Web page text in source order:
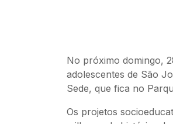
No próximo domingo,
adolescentes de São
Sede, que fica no
Os projetos